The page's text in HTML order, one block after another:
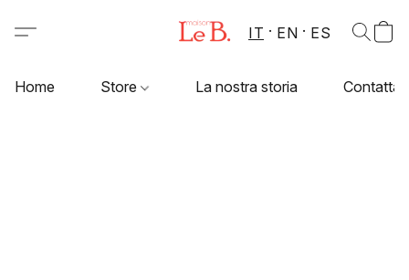
IT EN ES
Home Store La nostra storia